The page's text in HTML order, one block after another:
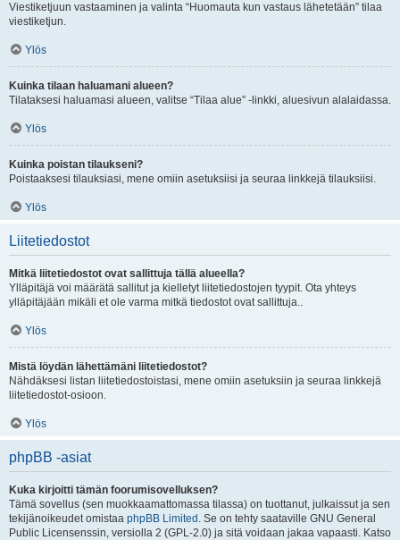
Viestiketjuun vastaaminen ja valinta “Huomauta kun vastaus lähetetään” tilaa
viestiketjun.
Ylös
Kuinka tilaan haluamani alueen?
Tilataksesi haluamasi alueen, valitse “Tilaa alue” -linkki, aluesivun alalaidassa.
Ylös
Kuinka poistan tilaukseni?
Poistaaksesi tilauksiasi, mene omiin asetuksiisi ja seuraa linkkejä tilauksiisi.
Ylös
Liitetiedostot
Mitkä liitetiedostot ovat sallittuja tällä alueella?
Ylläpitäjä voi määrätä sallitut ja kielletyt liitetiedostojen tyypit. Ota yhteys
ylläpitäjään mikäli et ole varma mitkä tiedostot ovat sallittuja..
Ylös
Mistä löydän lähettämäni liitetiedostot?
Nähdäksesi listan liitetiedostoistasi, mene omiin asetuksiin ja seuraa linkkejä
liitetiedostot-osioon.
Ylös
phpBB -asiat
Kuka kirjoitti tämän foorumisovelluksen?
Tämä sovellus (sen muokkaamattomassa tilassa) on tuottanut, julkaissut ja sen
tekijänoikeudet omistaa phpBB Limited . Se on tehty saataville GNU General
Public Licensenssin, versiolla 2 (GPL-2.0) ja sitä voidaan jakaa vapaasti. Katso